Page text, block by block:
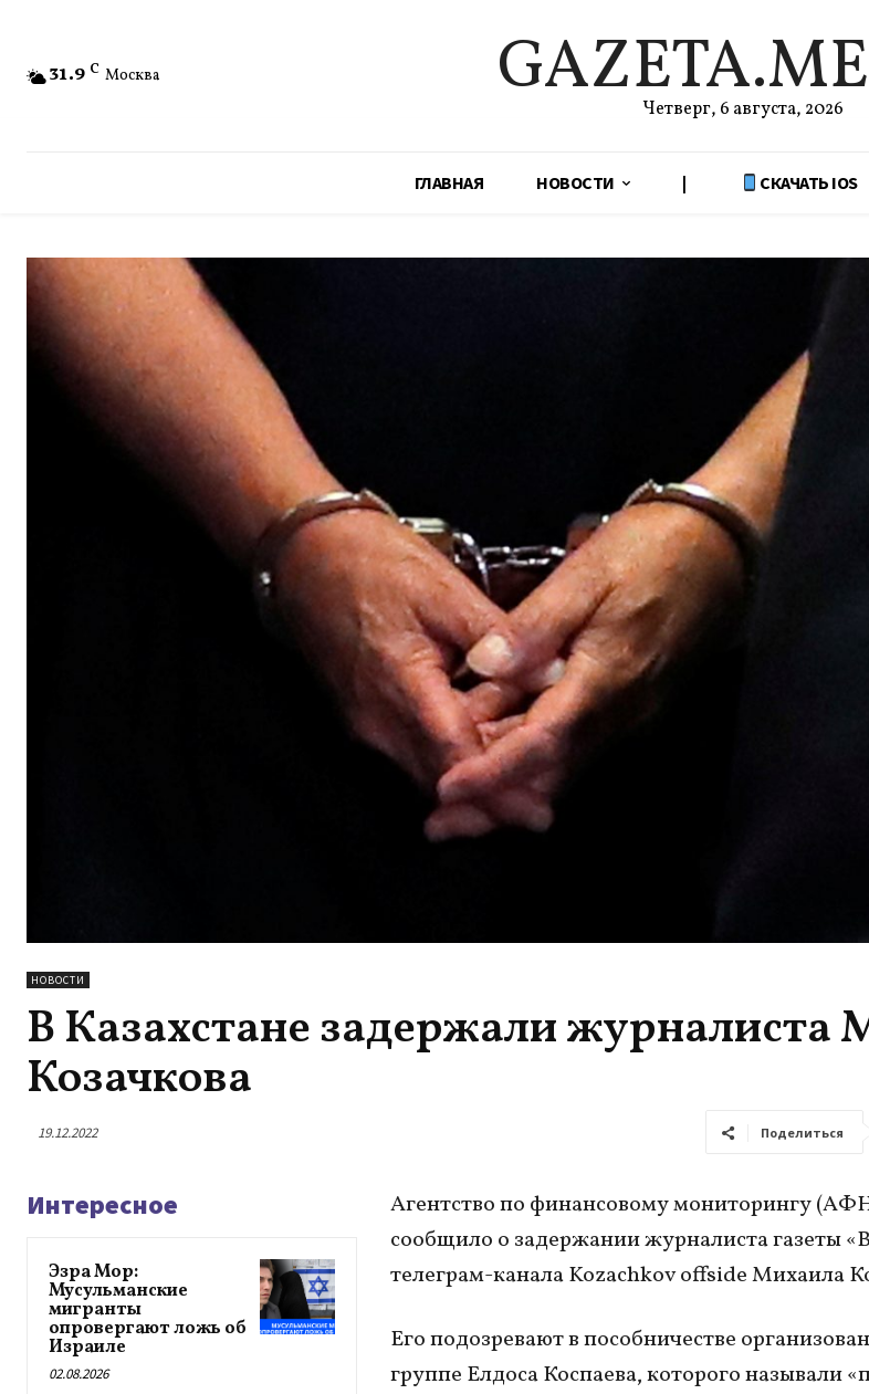
31.9 C Москва
Четверг, 6 августа, 2026
ГЛАВНАЯ НОВОСТИ | СКАЧАТЬ IOS
НОВОСТИ
В Казахстане задержали журналиста
Козачкова
19.12.2022 Поделиться
Интересное
Эзра Мор:
Мусульманские
мигранты
опровергают ложь об
Израиле
02.08.2026
Агентство по финансовому мониторингу
сообщило о задержании журналиста газеты
телеграм-канала Kozachkov offside Михаила
Его подозревают в пособничестве
группе Елдоса Коспаева, которого называли